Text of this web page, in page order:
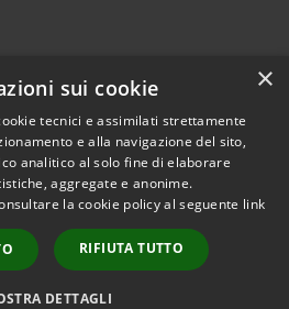
Copyright © 2026 • Comune di
Cene • Powered by
Municipium•
Accesso
redazione
×
sui cookie
tecnici e assimilati strettamente
e alla navigazione del sito,
analitico al solo fine di elaborare
aggregate e anonime.
la cookie policy al seguente link
RIFIUTA TUTTO
DETTAGLI